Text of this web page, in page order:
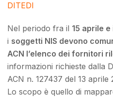
DITEDI
Nel periodo fra il 15 aprile e
i soggetti NIS devono
ACN l’elenco dei fornitori
informazioni richieste dalla
ACN n. 127437 del 13 aprile
Lo scopo è quello di